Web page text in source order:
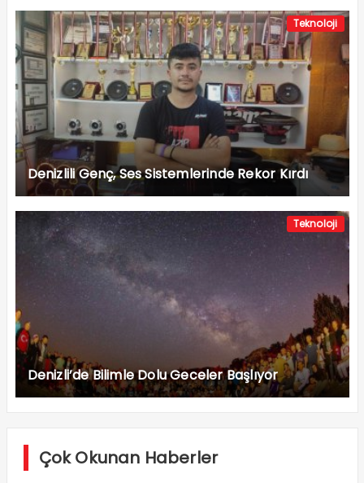
Teknoloji
Denizlili Genç, Ses Sistemlerinde Rekor Kırdı
Teknoloji
Denizli’de Bilimle Dolu Geceler Başlıyor
Çok Okunan Haberler